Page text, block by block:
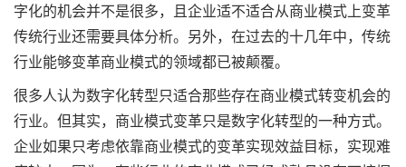
字化的机会并不是很多，且企业适不适合从商业模式上变革
传统行业还需要具体分析。另外，在过去的十几年中，传统
行业能够变革商业模式的领域都已被颠覆。
很多人认为数字化转型只适合那些存在商业模式转变机会的
行业。但其实，商业模式变革只是数字化转型的一种方式。
企业如果只考虑依靠商业模式的变革实现效益目标，实现难